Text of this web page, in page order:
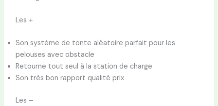
Les +
Son système de tonte aléatoire parfait pour les
pelouses avec obstacle
Retourne tout seul à la station de charge
Son très bon rapport qualité prix
Les –